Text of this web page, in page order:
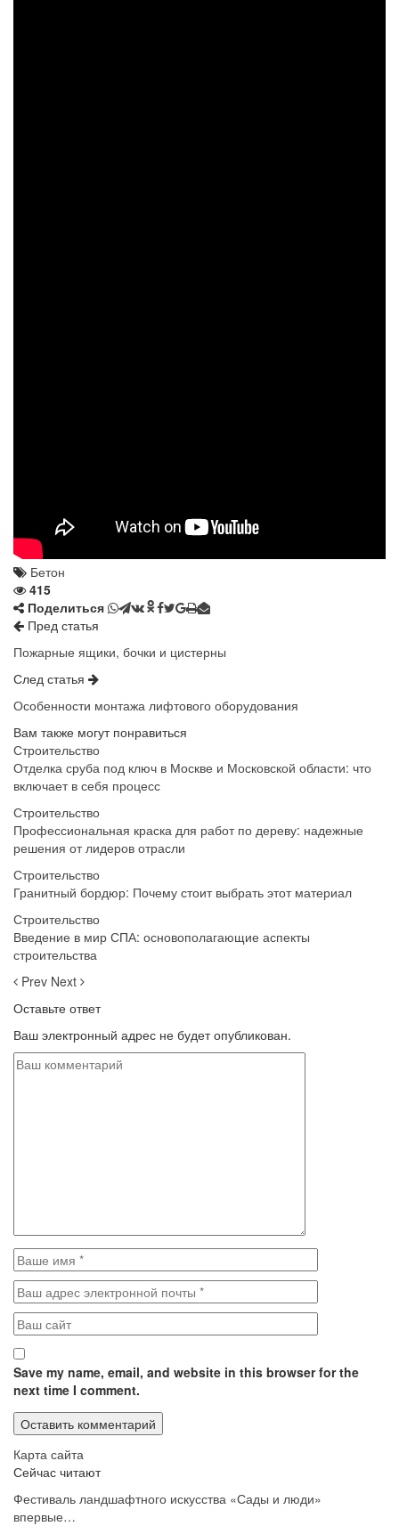
Бетон
415
Поделиться
Пред статья
Пожарные ящики, бочки и цистерны
След статья
Особенности монтажа лифтового оборудования
Вам также могут понравиться
Строительство
Отделка сруба под ключ в Москве и Московской области: что
включает в себя процесс
Строительство
Профессиональная краска для работ по дереву: надежные
решения от лидеров отрасли
Строительство
Гранитный бордюр: Почему стоит выбрать этот материал
Строительство
Введение в мир СПА: основополагающие аспекты
строительства
Prev Next
Оставьте ответ
Ваш электронный адрес не будет опубликован.
Save my name, email, and website in this browser for the
next time I comment.
Карта сайта
Сейчас читают
Фестиваль ландшафтного искусства «Сады и люди»
впервые…